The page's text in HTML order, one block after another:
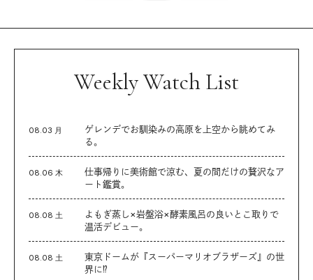
Weekly Watch List
08.03 月
ゲレンデでお馴染みの高原を上空から眺めてみ
る。
08.06 木
仕事帰りに美術館で涼む、夏の間だけの贅沢なア
ート鑑賞。
08.08 土
よもぎ蒸し×岩盤浴×酵素風呂の良いとこ取りで
温活デビュー。
08.08 土
東京ドームが『スーパーマリオブラザーズ』の世
界に⁉︎